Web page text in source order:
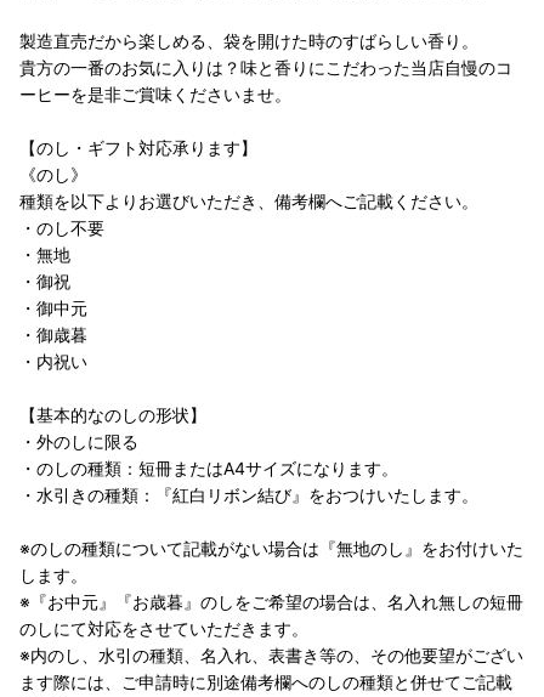
製造直売だから楽しめる、袋を開けた時のすばらしい香り。
貴方の一番のお気に入りは？味と香りにこだわった当店自慢のコ
ーヒーを是非ご賞味くださいませ。
【のし・ギフト対応承ります】
《のし》
種類を以下よりお選びいただき、備考欄へご記載ください。
・のし不要
・無地
・御祝
・御中元
・御歳暮
・内祝い
【基本的なのしの形状】
・外のしに限る
・のしの種類：短冊またはA4サイズになります。
・水引きの種類：『紅白リボン結び』をおつけいたします。
※のしの種類について記載がない場合は『無地のし』をお付けいた
します。
※『お中元』『お歳暮』のしをご希望の場合は、名入れ無しの短冊
のしにて対応をさせていただきます。
※内のし、水引の種類、名入れ、表書き等の、その他要望がござい
ます際には、ご申請時に別途備考欄へのしの種類と併せてご記載